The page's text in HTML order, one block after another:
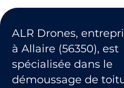
ALR Drones,
à Allaire (56350), est
spécialisée dans le
démoussage de